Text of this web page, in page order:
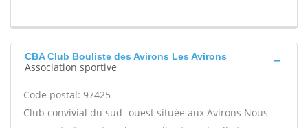
CBA Club Bouliste des Avirons Les Avirons
Association sportive
Code postal: 97425
Club convivial du sud- ouest située aux Avirons Nous